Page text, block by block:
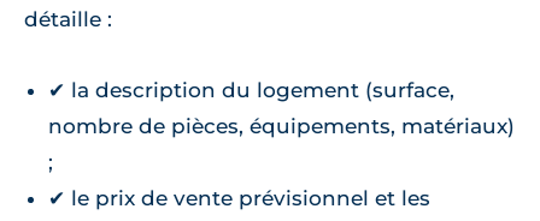
détaille :
✔ la description du logement (surface,
nombre de pièces, équipements, matériaux)
;
✔ le prix de vente prévisionnel et les